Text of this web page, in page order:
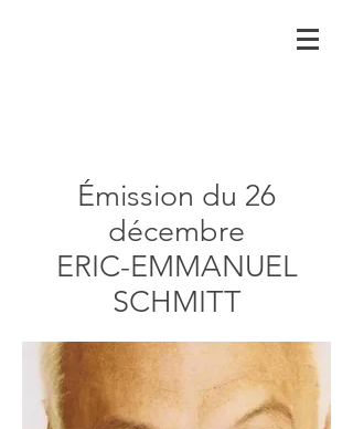
Émission du 26
décembre
ERIC-EMMANUEL
SCHMITT